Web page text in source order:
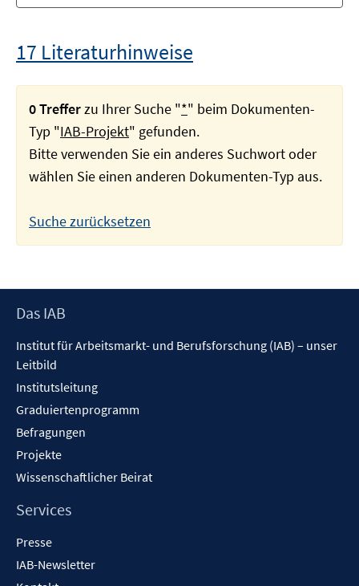
17 Literaturhinweise
0 Trefferzu Ihrer Suche "*" beim Dokumenten-
Typ "IAB-Projekt" gefunden.
Bitte verwenden Sie ein anderes Suchwort oder
wählen Sie einen anderen Dokumenten-Typ aus.
Suche zurücksetzen
Footer
Das IAB
Institut für Arbeitsmarkt- und Berufsforschung (IAB) – unser
Leitbild
Institutsleitung
Graduiertenprogramm
Befragungen
Projekte
Wissenschaftlicher Beirat
Services
Presse
IAB-Newsletter